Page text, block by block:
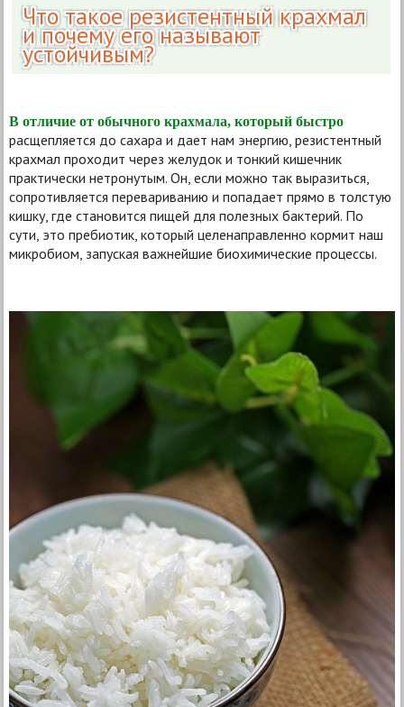
Что такое резистентный крахмал
и почему его называют
устойчивым?
В отличие от обычного крахмала, который быстро
расщепляется до сахара и дает нам энергию, резистентный
крахмал проходит через желудок и тонкий кишечник
практически нетронутым. Он, если можно так выразиться,
сопротивляется перевариванию и попадает прямо в толстую
кишку, где становится пищей для полезных бактерий. По
сути, это пребиотик, который целенаправленно кормит наш
микробиом, запуская важнейшие биохимические процессы.